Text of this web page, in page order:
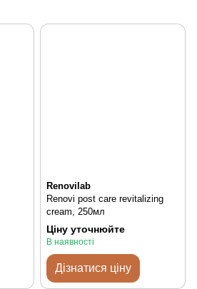
Renovilab
Renovi post care revitalizing
cream, 250мл
Ціну уточнюйте
В наявності
Дізнатися ціну